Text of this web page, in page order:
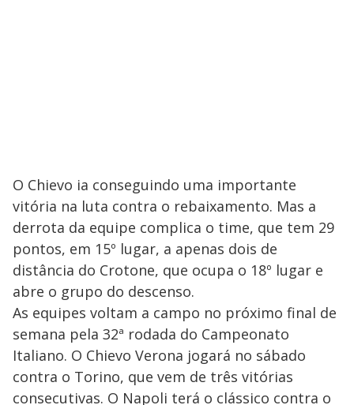
O Chievo ia conseguindo uma importante
vitória na luta contra o rebaixamento. Mas a
derrota da equipe complica o time, que tem 29
pontos, em 15º lugar, a apenas dois de
distância do Crotone, que ocupa o 18º lugar e
abre o grupo do descenso.
As equipes voltam a campo no próximo final de
semana pela 32ª rodada do Campeonato
Italiano. O Chievo Verona jogará no sábado
contra o Torino, que vem de três vitórias
consecutivas. O Napoli terá o clássico contra o